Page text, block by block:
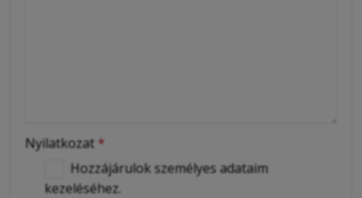
Nyilatkozat *
Hozzájárulok személyes adataim
kezeléséhez.